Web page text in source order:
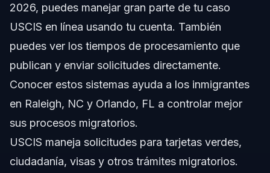
¿Cómo puedo verificar el estado de mi caso USCIS en
línea?
USCIS?
¿Cómo solicito documentos o formularios a USCIS?
¿Qué debo hacer si mi caso USCIS está retrasado?
¿Puedo presentar formularios USCIS desde casa en
¿Cuál es el número telefónico de USCIS para atención
al cliente?
2026, puedes manejar gran parte de tu caso
USCIS en línea usando tu cuenta. También
puedes ver los tiempos de procesamiento que
publican y enviar solicitudes directamente.
Conocer estos sistemas ayuda a los inmigrantes
en Raleigh, NC y Orlando, FL a controlar mejor
sus procesos migratorios.
USCIS maneja solicitudes para tarjetas verdes,
ciudadanía, visas y otros trámites migratorios.